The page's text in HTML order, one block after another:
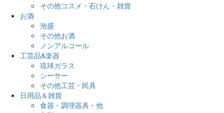
その他コスメ・石けん・雑貨
お酒
泡盛
その他お酒
ノンアルコール
工芸品&楽器
琉球ガラス
シーサー
その他工芸・民具
日用品＆雑貨
食器・調理器具・他